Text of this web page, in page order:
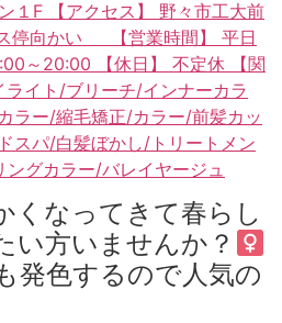
くなってきて春らし
い方いませんか？‍
発色するので人気の